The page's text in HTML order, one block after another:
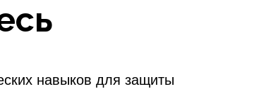
навыков для защиты